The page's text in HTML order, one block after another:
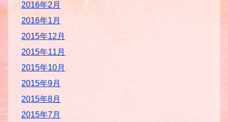
2016年2月
2016年1月
2015年12月
2015年11月
2015年10月
2015年9月
2015年8月
2015年7月